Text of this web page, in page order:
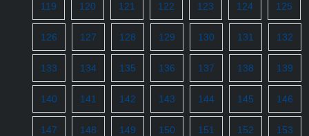
119 120 121 122 123 124 125
126 127 128 129 130 131 132
133 134 135 136 137 138 139
140 141 142 143 144 145 146
147 148 149 150 151 152 153